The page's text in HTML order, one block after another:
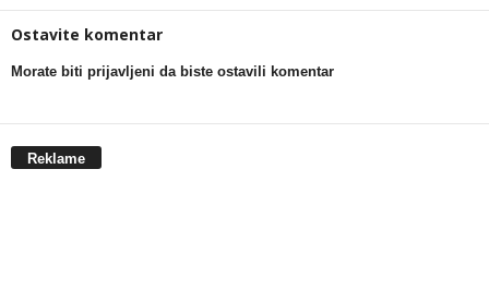
Ostavite komentar
Morate biti prijavljeni da biste ostavili komentar
Reklame